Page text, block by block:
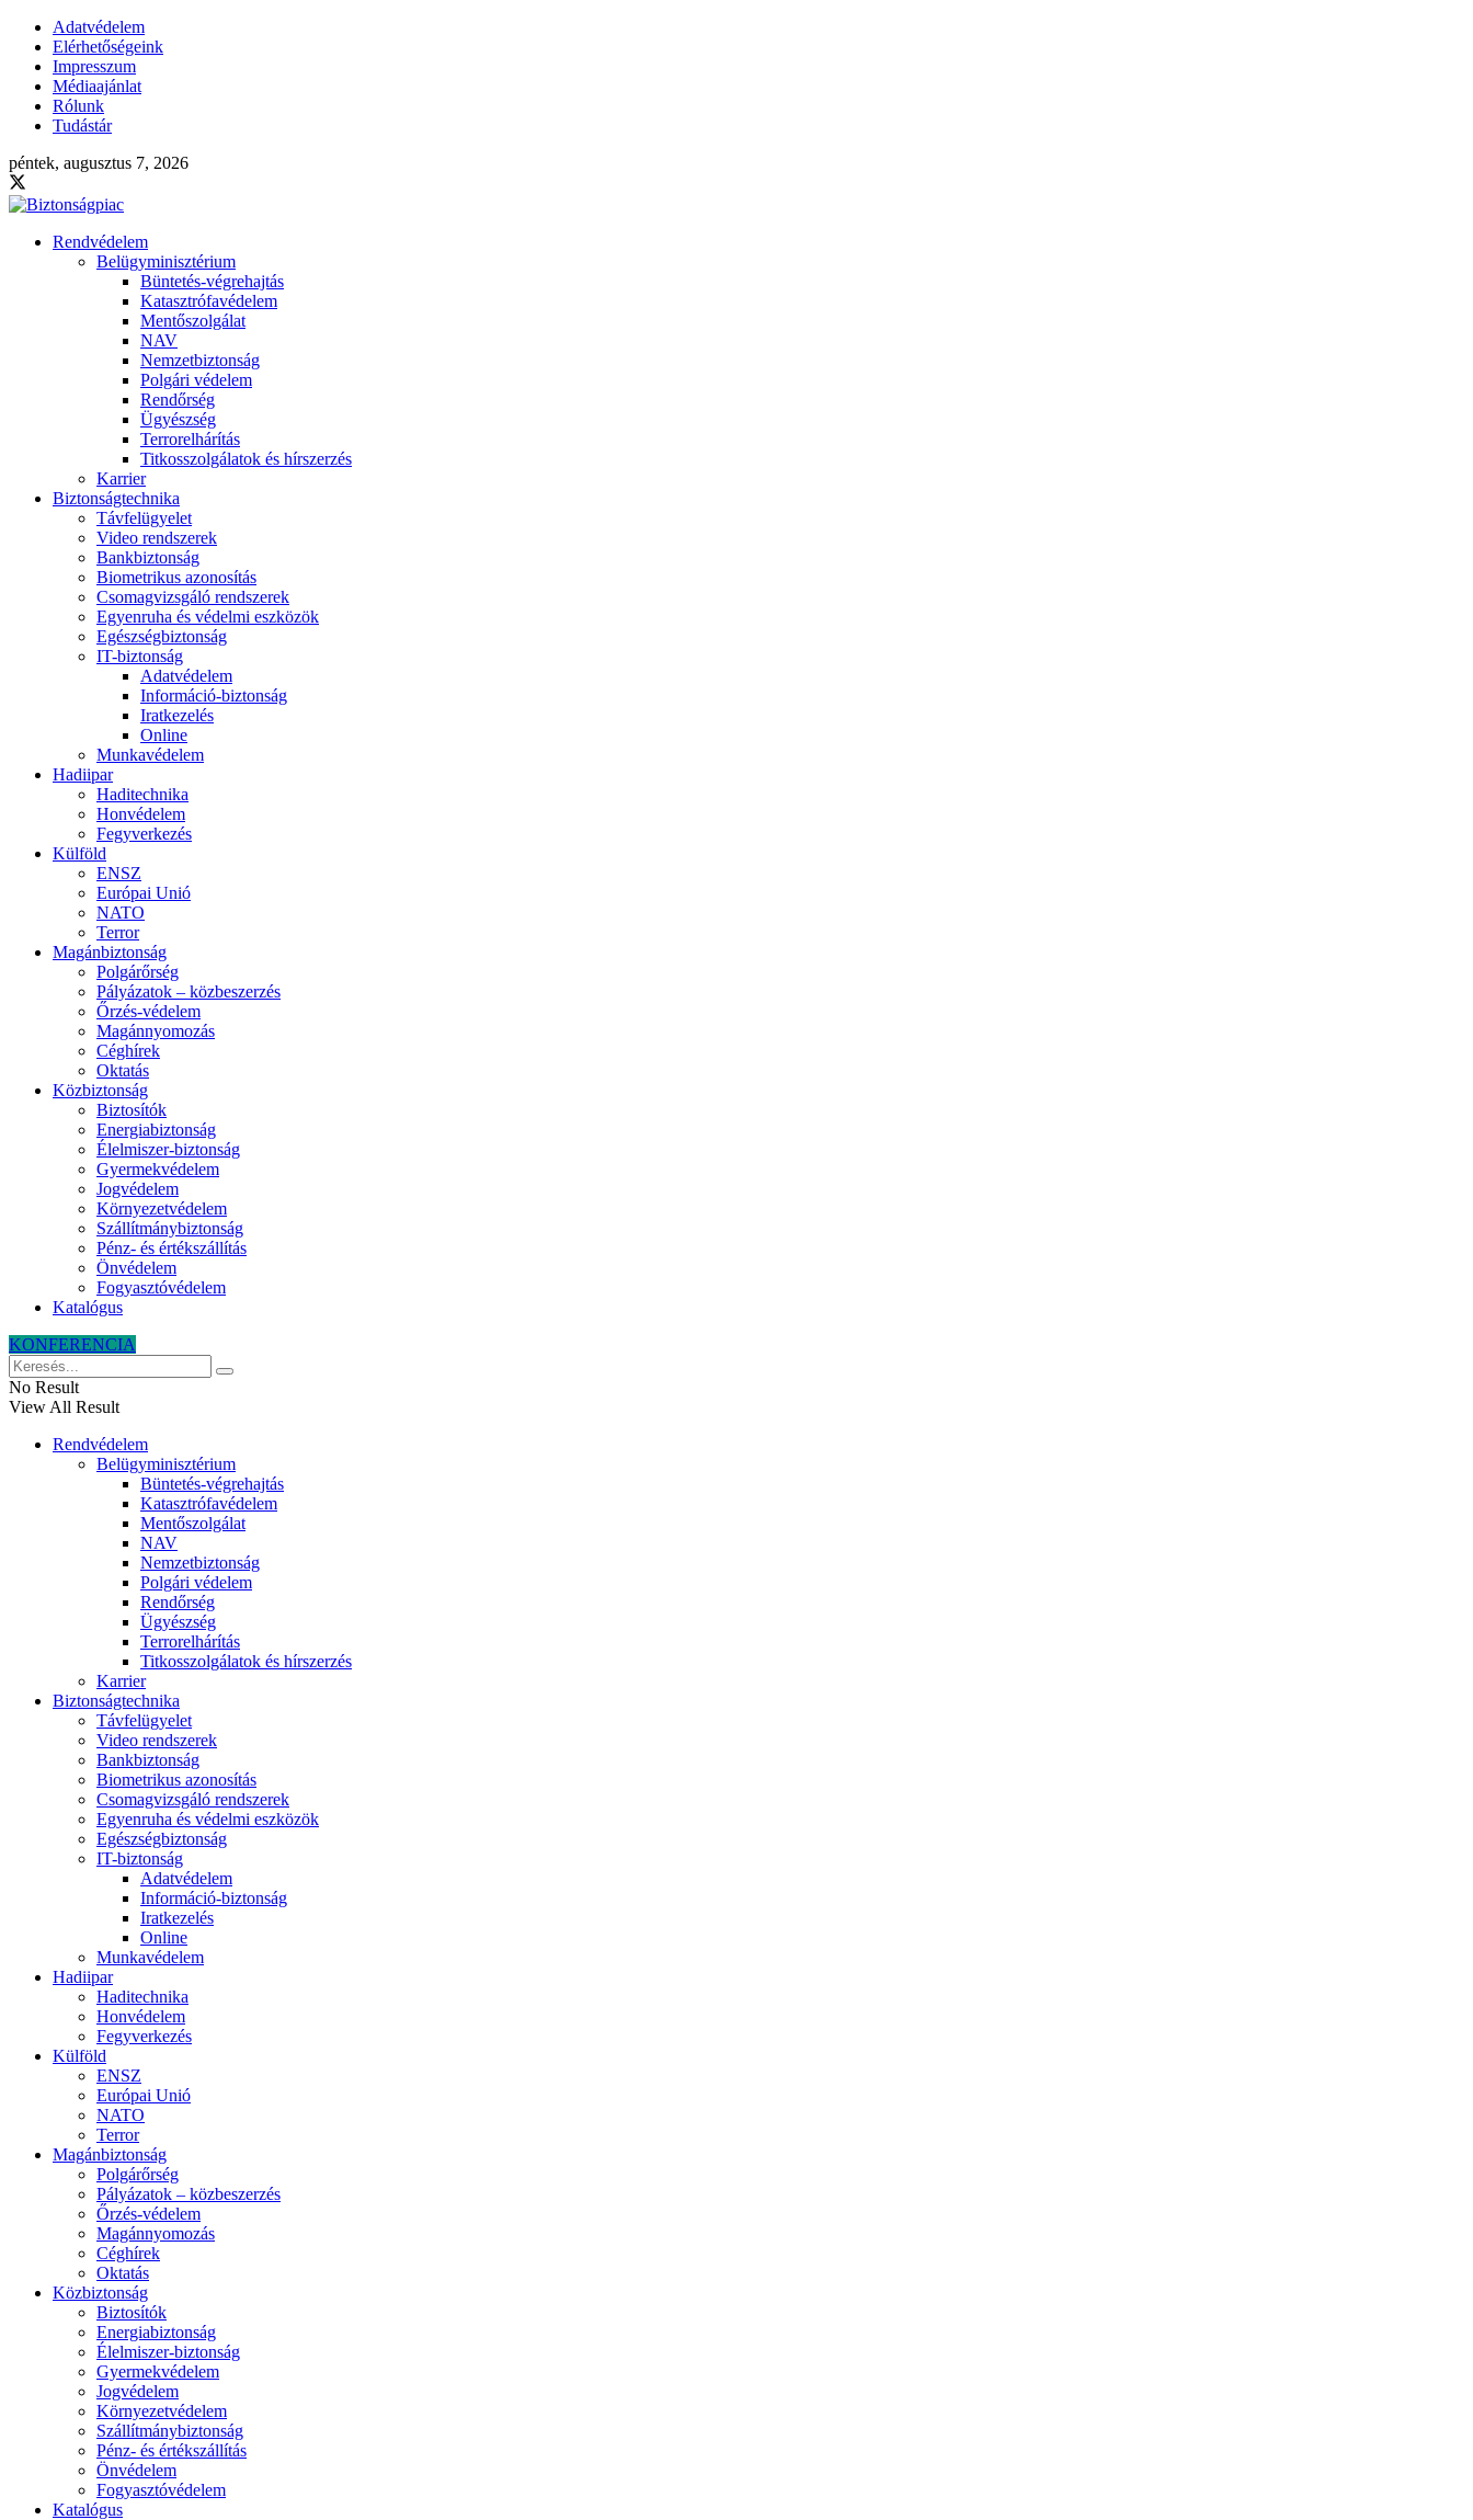
Adatvédelem
Elérhetőségeink
Impresszum
Médiaajánlat
Rólunk
Tudástár
péntek, augusztus 7, 2026
Rendvédelem
Belügyminisztérium
Büntetés-végrehajtás
Katasztrófavédelem
Mentőszolgálat
NAV
Nemzetbiztonság
Polgári védelem
Rendőrség
Ügyészség
Terrorelhárítás
Titkosszolgálatok és hírszerzés
Karrier
Biztonságtechnika
Távfelügyelet
Video rendszerek
Bankbiztonság
Biometrikus azonosítás
Csomagvizsgáló rendszerek
Egyenruha és védelmi eszközök
Egészségbiztonság
IT-biztonság
Adatvédelem
Információ-biztonság
Iratkezelés
Online
Munkavédelem
Hadiipar
Haditechnika
Honvédelem
Fegyverkezés
Külföld
ENSZ
Európai Unió
NATO
Terror
Magánbiztonság
Polgárőrség
Pályázatok – közbeszerzés
Őrzés-védelem
Magánnyomozás
Céghírek
Oktatás
Közbiztonság
Biztosítók
Energiabiztonság
Élelmiszer-biztonság
Gyermekvédelem
Jogvédelem
Környezetvédelem
Szállítmánybiztonság
Pénz- és értékszállítás
Önvédelem
Fogyasztóvédelem
Katalógus
KONFERENCIA
No Result
View All Result
Rendvédelem
Belügyminisztérium
Büntetés-végrehajtás
Katasztrófavédelem
Mentőszolgálat
NAV
Nemzetbiztonság
Polgári védelem
Rendőrség
Ügyészség
Terrorelhárítás
Titkosszolgálatok és hírszerzés
Karrier
Biztonságtechnika
Távfelügyelet
Video rendszerek
Bankbiztonság
Biometrikus azonosítás
Csomagvizsgáló rendszerek
Egyenruha és védelmi eszközök
Egészségbiztonság
IT-biztonság
Adatvédelem
Információ-biztonság
Iratkezelés
Online
Munkavédelem
Hadiipar
Haditechnika
Honvédelem
Fegyverkezés
Külföld
ENSZ
Európai Unió
NATO
Terror
Magánbiztonság
Polgárőrség
Pályázatok – közbeszerzés
Őrzés-védelem
Magánnyomozás
Céghírek
Oktatás
Közbiztonság
Biztosítók
Energiabiztonság
Élelmiszer-biztonság
Gyermekvédelem
Jogvédelem
Környezetvédelem
Szállítmánybiztonság
Pénz- és értékszállítás
Önvédelem
Fogyasztóvédelem
Katalógus